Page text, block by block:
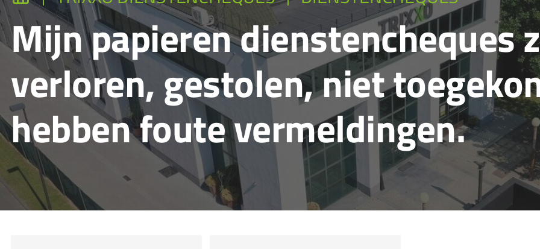
Mijn papieren dienstencheques
verloren, gestolen, niet
hebben foute vermeldingen.